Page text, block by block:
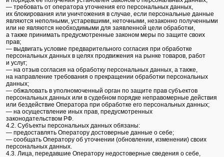
— требовать от оператора уточнения его персональных данных,
их блокирования или уничтожения в случае, если персональные данные
являются неполными, устаревшими, неточными, незаконно полученными
или не являются необходимыми для заявленной цели обработки,
а также принимать предусмотренные законом меры по защите своих
прав;
— выдвигать условие предварительного согласия при обработке
персональных данных в целях продвижения на рынке товаров, работ
и услуг;
— на отзыв согласия на обработку персональных данных, а также,
на направление требования о прекращении обработки персональных
данных;
— обжаловать в уполномоченный орган по защите прав субъектов
персональных данных или в судебном порядке неправомерные действия
или бездействие Оператора при обработке его персональных данных;
— на осуществление иных прав, предусмотренных
законодательством РФ.
4.2. Субъекты персональных данных обязаны:
— предоставлять Оператору достоверные данные о себе;
— сообщать Оператору об уточнении (обновлении, изменении) своих
персональных данных.
4.3. Лица, передавшие Оператору недостоверные сведения о себе,